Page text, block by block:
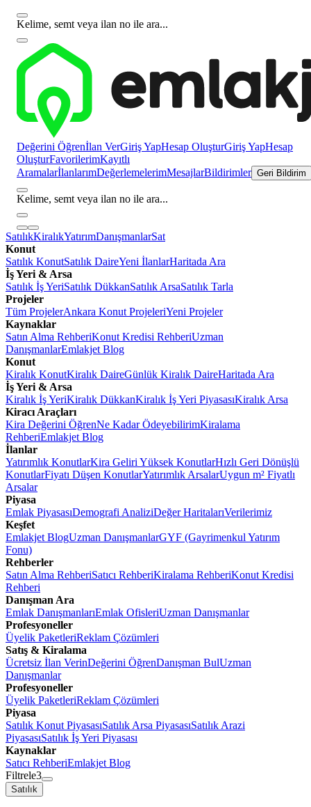
Kelime, semt veya ilan no ile ara...
Değerini Öğrenİlan VerGiriş YapHesap OluşturGiriş YapHesap
OluşturFavorilerimKayıtlı
AramalarİlanlarımDeğerlemelerimMesajlarBildirimler Geri Bildirim
Kelime, semt veya ilan no ile ara...
SatılıkKiralıkYatırımDanışmanlarSat
Konut
Satılık KonutSatılık DaireYeni İlanlarHaritada Ara
İş Yeri & Arsa
Satılık İş YeriSatılık DükkanSatılık ArsaSatılık Tarla
Projeler
Tüm ProjelerAnkara Konut ProjeleriYeni Projeler
Kaynaklar
Satın Alma RehberiKonut Kredisi RehberiUzman
DanışmanlarEmlakjet Blog
Konut
Kiralık KonutKiralık DaireGünlük Kiralık DaireHaritada Ara
İş Yeri & Arsa
Kiralık İş YeriKiralık DükkanKiralık İş Yeri PiyasasıKiralık Arsa
Kiracı Araçları
Kira Değerini ÖğrenNe Kadar ÖdeyebilirimKiralama
RehberiEmlakjet Blog
İlanlar
Yatırımlık KonutlarKira Geliri Yüksek KonutlarHızlı Geri Dönüşlü
KonutlarFiyatı Düşen KonutlarYatırımlık ArsalarUygun m² Fiyatlı
Arsalar
Piyasa
Emlak PiyasasıDemografi AnaliziDeğer HaritalarıVerilerimiz
Keşfet
Emlakjet BlogUzman DanışmanlarGYF (Gayrimenkul Yatırım
Fonu)
Rehberler
Satın Alma RehberiSatıcı RehberiKiralama RehberiKonut Kredisi
Rehberi
Danışman Ara
Emlak DanışmanlarıEmlak OfisleriUzman Danışmanlar
Profesyoneller
Üyelik PaketleriReklam Çözümleri
Satış & Kiralama
Ücretsiz İlan VerinDeğerini ÖğrenDanışman BulUzman
Danışmanlar
Profesyoneller
Üyelik PaketleriReklam Çözümleri
Piyasa
Satılık Konut PiyasasıSatılık Arsa PiyasasıSatılık Arazi
PiyasasıSatılık İş Yeri Piyasası
Kaynaklar
Satıcı RehberiEmlakjet Blog
Filtrele3
Satılık